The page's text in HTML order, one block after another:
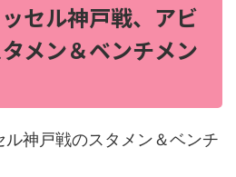
セル神戸戦、アビ
メン＆ベンチメン
神戸戦のスタメン＆ベンチ